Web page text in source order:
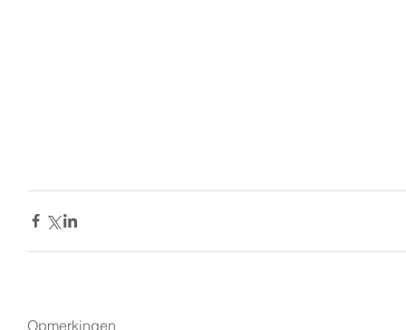
Opmerkingen